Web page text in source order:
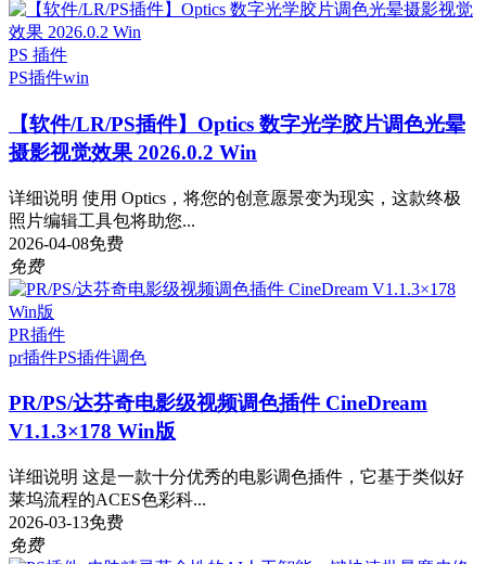
PS 插件
PS插件win
【软件/LR/PS插件】Optics 数字光学胶片调色光晕
摄影视觉效果 2026.0.2 Win
详细说明 使用 Optics，将您的创意愿景变为现实，这款终极
照片编辑工具包将助您...
2026-04-08免费
免费
PR插件
pr插件PS插件调色
PR/PS/达芬奇电影级视频调色插件 CineDream
V1.1.3×178 Win版
详细说明 这是一款十分优秀的电影调色插件，它基于类似好
莱坞流程的ACES色彩科...
2026-03-13免费
免费